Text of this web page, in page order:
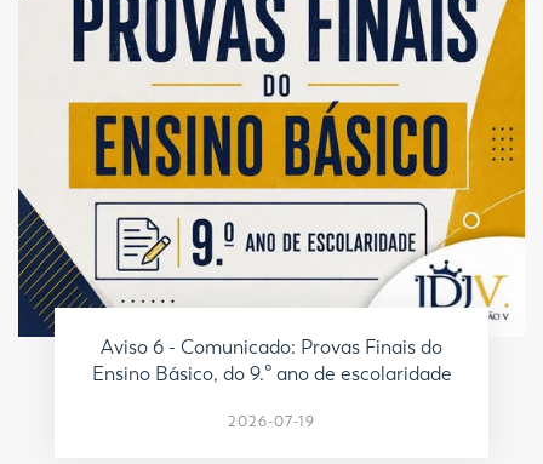
Aviso 6 - Comunicado: Provas Finais do
Ensino Básico, do 9.º ano de escolaridade
2026-07-19